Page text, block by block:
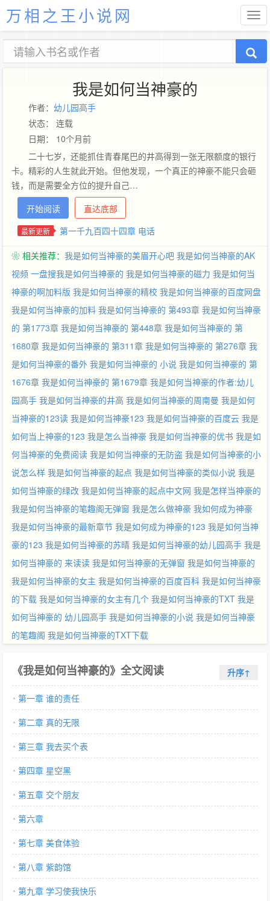
万相之王小说网
我是如何当神豪的
作者： 幼儿园高手
状态： 连载
日期： 10个月前
二十七岁，还能抓住青春尾巴的井高得到一张无限额度的银行
卡。精彩的人生就此开始。但他发现，一个真正的神豪不能只会砸
钱，而是需要全方位的提升自己…
开始阅读
直达底部
最新更新 第一千九百四十四章 电话
❀ 相关推荐： 我是如何当神豪的美眉开心吧 我是如何当神豪的AK
视频 一盘搜我是如何当神豪的 我是如何当神豪的磁力 我是如何当
神豪的啊加料版 我是如何当神豪的精校 我是如何当神豪的百度网盘
我是如何当神豪的加料 我是如何当神豪的 第493章 我是如何当神豪
的 第1773章 我是如何当神豪的 第448章 我是如何当神豪的 第
1680章 我是如何当神豪的 第311章 我是如何当神豪的 第276章 我
是如何当神豪的番外 我是如何当神豪的 小说 我是如何当神豪的 第
1676章 我是如何当神豪的 第1679章 我是如何当神豪的作者:幼儿
园高手 我是如何当神豪的井高 我是如何当神豪的周南曼 我是如何
当神豪的123读 我是如何当神豪123 我是如何当神豪的百度云 我是
如何当上神豪的123 我是怎么当神豪 我是如何当神豪的优书 我是如
何当神豪的免费阅读 我是如何当神豪的无防盗 我是如何当神豪的小
说怎么样 我是如何当神豪的起点 我是如何当神豪的类似小说 我是
如何当神豪的绿改 我是如何当神豪的起点中文网 我是怎样当神豪的
我是如何当神豪的笔趣阁无弹窗 我是怎么做神豪 我如何成为神豪
我是如何当神豪的最新章节 我是如何成为神豪的123 我是如何当神
豪的123 我是如何当神豪的苏晴 我是如何当神豪的幼儿园高手 我是
如何当神豪的 来读读 我是如何当神豪的无弹窗 我是如何当神豪的
我是如何当神豪的女主 我是如何当神豪的百度百科 我是如何当神豪
的下载 我是如何当神豪的女主有几个 我是如何当神豪的TXT 我是
如何当神豪的 幼儿园高手 我是如何当神豪的小说 我是如何当神豪
的笔趣阁 我是如何当神豪的TXT下载
《我是如何当神豪的》全文阅读 升序↑
第一章 谁的责任
第二章 真的无限
第三章 我去买个表
第四章 星空黑
第五章 交个朋友
第六章
第七章 美食体验
第八章 紫韵馆
第九章 学习使我快乐